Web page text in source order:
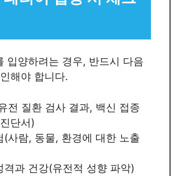
입양하려는 경우, 반드시 다음
해야 합니다.
전 질환 검사 결과, 백신 접종
단서)
(사람, 동물, 환경에 대한 노출
격과 건강(유전적 성향 파악)